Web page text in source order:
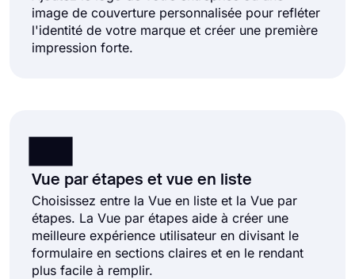
image de couverture personnalisée pour refléter
l'identité de votre marque et créer une première
impression forte.
Vue par étapes et vue en liste
Choisissez entre la Vue en liste et la Vue par
étapes. La Vue par étapes aide à créer une
meilleure expérience utilisateur en divisant le
formulaire en sections claires et en le rendant
plus facile à remplir.